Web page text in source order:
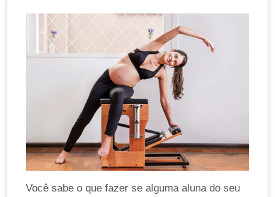
Você sabe o que fazer se alguma aluna do seu